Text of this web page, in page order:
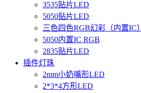
3535贴片LED
5050贴片LED
三色四色RGB幻彩（内置IC）
5050内置IC RGB
2835贴片LED
插件灯珠
2mm小奶嘴形LED
2*3*4方形LED